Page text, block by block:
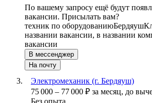
По вашему запросу ещё будут
вакансии. Присылать вам?
техник по оборудованиюБердяуш
названии вакансии, в названии
вакансии
В мессенджер
На почту
Электромеханик (г. Бердяуш)
75 000 – 77 000 ₽ за месяц, до